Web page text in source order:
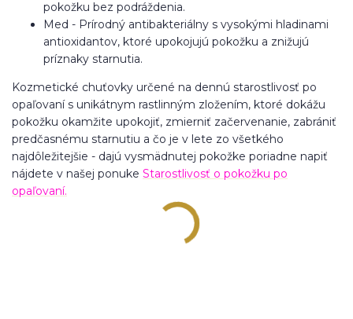
pokožku bez podráždenia.
Med - Prírodný antibakteriálny s vysokými hladinami
antioxidantov, ktoré upokojujú pokožku a znižujú
príznaky starnutia.
Kozmetické chuťovky určené na dennú starostlivosť po
opaľovanís unikátnym rastlinným zložením, ktoré dokážu
pokožku okamžite upokojiť, zmierniť začervenanie, zabrániť
predčasnému starnutiu a čo je v lete zo všetkého
najdôležitejšie - dajú vysmädnutej pokožke poriadne napiť
nájdete v našej ponuke Starostlivosť o pokožku po
opaľovaní.